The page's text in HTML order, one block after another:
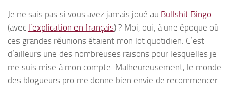
Je ne sais pas si vous avez jamais joué au Bullshit Bingo
(avec l’explication en français) ? Moi, oui, à une époque où
ces grandes réunions étaient mon lot quotidien. C’est
d’ailleurs une des nombreuses raisons pour lesquelles je
me suis mise à mon compte. Malheureusement, le monde
des blogueurs pro me donne bien envie de recommencer